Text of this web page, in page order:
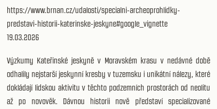
https://www.brnan.cz/udalosti/specialni-archeoprohlidky-
predstavi-historii-katerinske-jeskyne#google_vignette
19.03.2026
Výzkumy Kateřinské jeskyně v Moravském krasu v nedávné době
odhalily nejstarší jeskynní kresby v tuzemsku i unikátní nálezy, které
dokládají lidskou aktivitu v těchto podzemních prostorách od neolitu
až po novověk. Dávnou historii nově představí specializované